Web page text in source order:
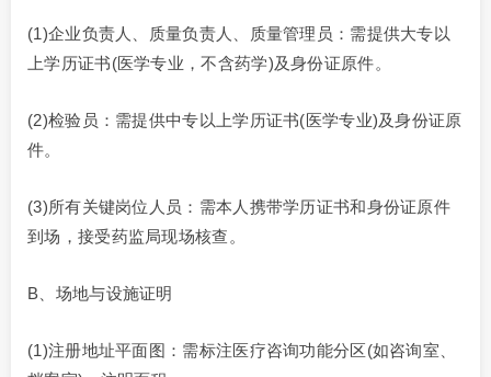
(1)企业负责人、质量负责人、质量管理员：需提供大专以
上学历证书(医学专业，不含药学)及身份证原件。
(2)检验员：需提供中专以上学历证书(医学专业)及身份证原
件。
(3)所有关键岗位人员：需本人携带学历证书和身份证原件
到场，接受药监局现场核查。
B、场地与设施证明
(1)注册地址平面图：需标注医疗咨询功能分区(如咨询室、